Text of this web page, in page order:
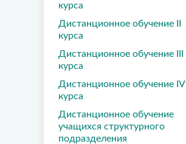
курса
Дистанционное обучение II
курса
Дистанционное обучение III
курса
Дистанционное обучение IV
курса
Дистанционное обучение
учащихся структурного
подразделения